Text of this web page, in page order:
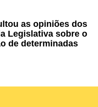
as opiniões dos
Legislativa sobre o
de determinadas